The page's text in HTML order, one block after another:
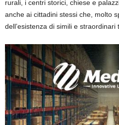
anche ai cittadini stessi che, molto
dell’esistenza di simili e straordinari